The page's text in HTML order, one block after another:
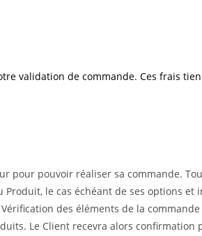
validation de commande. Ces frais
pour pouvoir réaliser sa commande.
le cas échéant de ses options et
des éléments de la commande
Le Client recevra alors